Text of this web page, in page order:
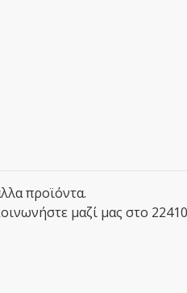
προϊόντα.
μαζί μας στο